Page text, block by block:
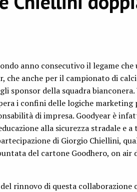
anno consecutivo il legame che
che anche per il campionato di
sponsor della squadra bianconera.
i confini delle logiche marketing
di impresa. Goodyear è
alla sicurezza stradale e a
di Giorgio Chiellini,
del cartone Goodhero, on air
rinnovo di questa collaborazione